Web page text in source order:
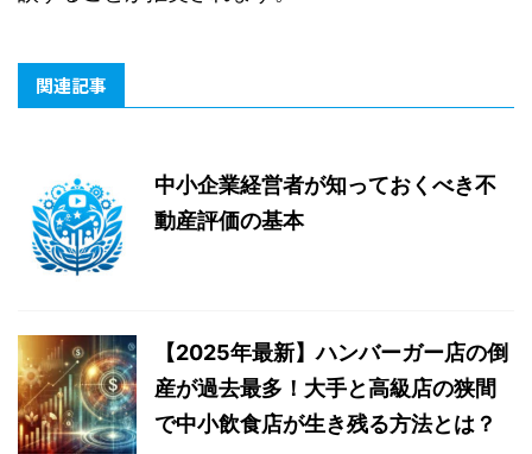
関連記事
中小企業経営者が知っておくべき不
動産評価の基本
【2025年最新】ハンバーガー店の倒
産が過去最多！大手と高級店の狭間
で中小飲食店が生き残る方法とは？